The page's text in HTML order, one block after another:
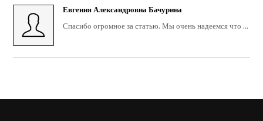
Евгения Александровна Бачурина
Спасибо огромное за статью. Мы очень надеемся что ...